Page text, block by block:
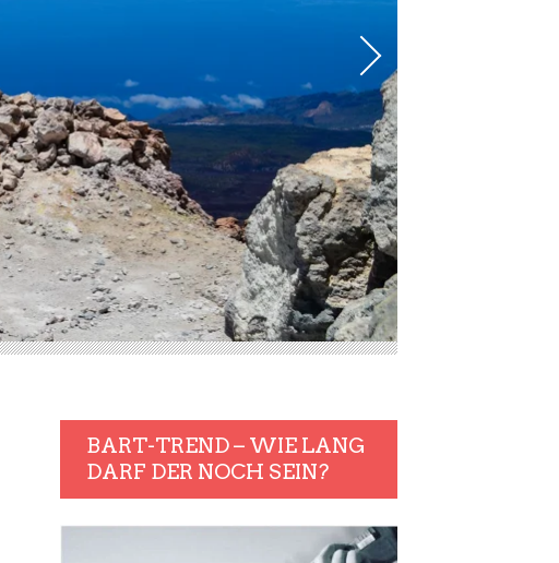
BART-TREND – WIE LANG
DARF DER NOCH SEIN?